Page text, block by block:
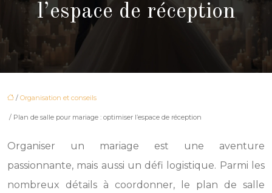
l’espace de réception
/ Organisation et conseils
/ Plan de salle pour mariage : optimiser l’espace de réception
Organiser un mariage est une aventure
passionnante, mais aussi un défi logistique. Parmi les
nombreux détails à coordonner, le plan de salle